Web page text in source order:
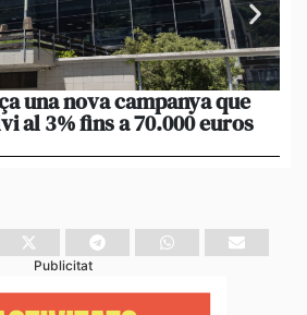
una nova campanya que
al 3% fins a 70.000 euros
Publicitat